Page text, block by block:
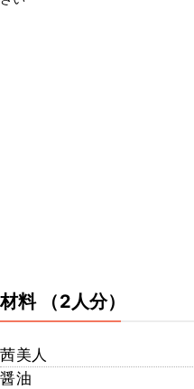
材料 （2人分）
茜美人
醤油